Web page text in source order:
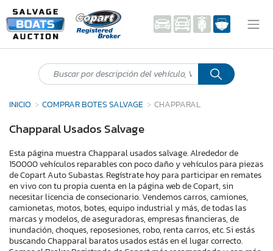
INICIO COMPRAR BOTES SALVAGE CHAPPARAL
Chapparal Usados Salvage
Esta página muestra Chapparal usados salvage. Alrededor de
150000 vehículos reparables con poco daño y vehículos para piezas
de Copart Auto Subastas. Regístrate hoy para participar en remates
en vivo con tu propia cuenta en la página web de Copart, sin
necesitar licencia de consecionario. Vendemos carros, camiones,
camionetas, motos, botes, equipo industrial y más, de todas las
marcas y modelos, de aseguradoras, empresas financieras, de
inundación, choques, reposesiones, robo, renta carros, etc. Si estás
buscando Chapparal baratos usados estás en el lugar correcto.